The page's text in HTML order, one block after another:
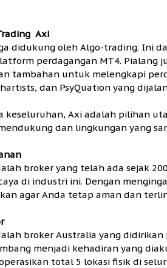
Axi
didukung oleh Algo-trading. Ini
perdagangan MT4. Pialang
tambahan untuk melengkapi
dan PsyQuation yang
keseluruhan, Axi adalah pilihan
dan lingkungan yang
broker yang telah ada sejak
di industri ini. Dengan
agar Anda tetap aman dan
broker Australia yang
menjadi kehadiran yang
total 5 lokasi fisik di